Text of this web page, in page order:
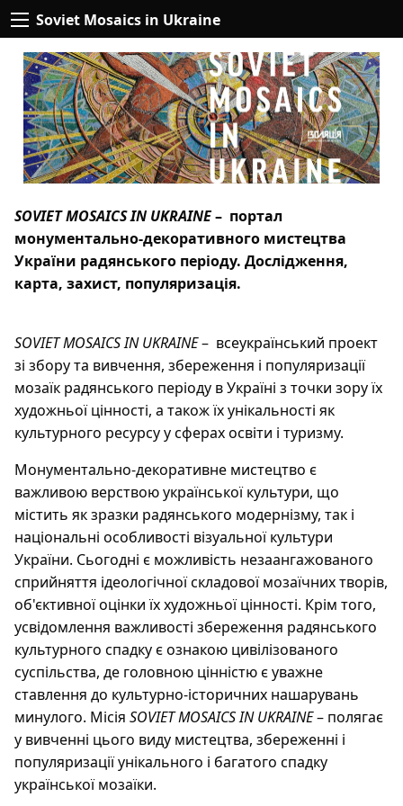
Soviet Mosaics in Ukraine
SOVIET MOSAICS IN UKRAINE– портал
монументально-декоративного мистецтва
України радянського періоду. Дослідження,
карта, захист, популяризація.
SOVIET MOSAICS IN UKRAINE– всеукраїнський проект
зі збору та вивчення, збереження і популяризації
мозаїк радянського періоду в Україні з точки зору їх
художньої цінності, а також їх унікальності як
культурного ресурсу у сферах освіти і туризму.
Монументально-декоративне мистецтво є
важливою верствою української культури, що
містить як зразки радянського модернізму, так і
національні особливості візуальної культури
України. Сьогодні є можливість незаангажованого
сприйняття ідеологічної складової мозаїчних творів,
об'єктивної оцінки їх художньої цінності. Крім того,
усвідомлення важливості збереження радянського
культурного спадку є ознакою цивілізованого
суспільства, де головною цінністю є уважне
ставлення до культурно-історичних нашарувань
минулого. Місія SOVIET MOSAICS IN UKRAINE– полягає
у вивченні цього виду мистецтва, збереженні і
популяризації унікального і багатого спадку
української мозаїки.